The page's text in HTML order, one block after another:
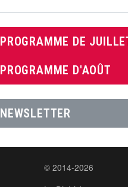
PROGRAMME DE
PROGRAMME D'AOÛT
NEWSLETTER
© 2014-2026